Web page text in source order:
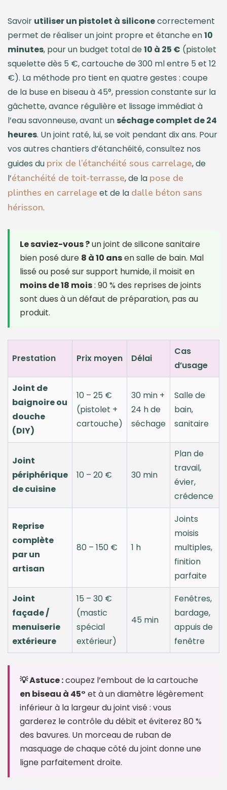
Savoir utiliser un pistolet à siliconecorrectement
permet de réaliser un joint propre et étanche en10
minutes, pour un budget total de10 à 25 € (pistolet
squelette dès 5 €, cartouche de 300 ml entre 5 et 12
€). La méthode pro tient en quatre gestes : coupe
de la buse en biseau à 45°, pression constante sur la
gâchette, avance régulière et lissage immédiat à
l’eau savonneuse, avant un séchage complet de 24
heures. Un joint raté, lui, se voit pendant dix ans. Pour
vos autres chantiers d’étanchéité, consultez nos
guides du prix de l’étanchéité sous carrelage, de
l’étanchéité de toit-terrasse, de la pose de
plinthes en carrelage et de la dalle béton sans
hérisson.
Le saviez-vous ?un joint de silicone sanitaire
bien posé dure 8 à 10 ansen salle de bain. Mal
lissé ou posé sur support humide, il moisit en
moins de 18 mois: 90 % des reprises de joints
sont dues à un défaut de préparation, pas au
produit.
Prestation Prix moyen Délai
Cas
d’usage
Joint de
baignoire ou
douche
(DIY)
10 – 25 €
(pistolet +
cartouche)
30 min +
24 h de
séchage
Salle de
bain,
sanitaire
Joint
périphérique
de cuisine
10 – 20 € 30 min
Plan de
travail,
évier,
crédence
Reprise
complète
par un
artisan
80 – 150 € 1 h
Joints
moisis
multiples,
finition
parfaite
Joint
façade /
menuiserie
extérieure
15 – 30 €
(mastic
spécial
extérieur)
45 min
Fenêtres,
bardage,
appuis de
fenêtre
💡 Astuce :coupez l’embout de la cartouche
en biseau à 45° et à un diamètre légèrement
inférieur à la largeur du joint visé : vous
garderez le contrôle du débit et éviterez 80 %
des bavures. Un morceau de ruban de
masquage de chaque côté du joint donne une
ligne parfaitement droite.